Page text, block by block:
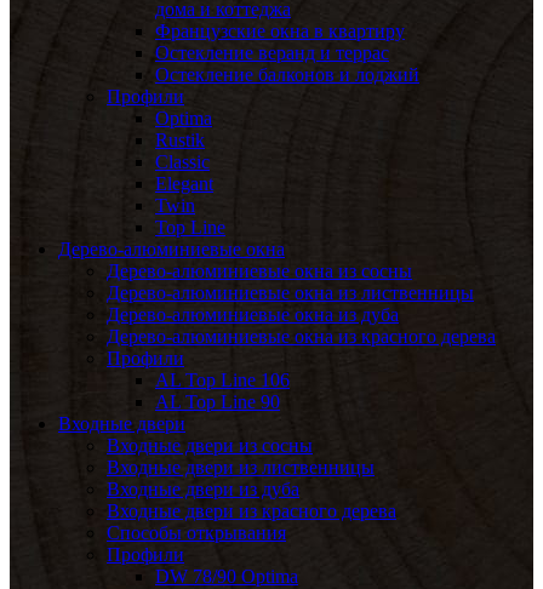
дома и коттеджа
Французские окна в квартиру
Остекление веранд и террас
Остекление балконов и лоджий
Профили
Optima
Rustik
Classic
Elegant
Twin
Top Line
Дерево-алюминиевые окна
Дерево-алюминиевые окна из сосны
Дерево-алюминиевые окна из лиственницы
Дерево-алюминиевые окна из дуба
Дерево-алюминиевые окна из красного дерева
Профили
AL Top Line 106
AL Top Line 90
Входные двери
Входные двери из сосны
Входные двери из лиственницы
Входные двери из дуба
Входные двери из красного дерева
Способы открывания
Профили
DW 78/90 Optima